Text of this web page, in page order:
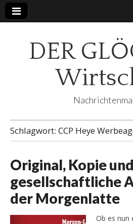
DER
Schlagwort: CCP Heye
Original, Kopie und
gesellschaftliche
der Morgenlatte
Ob es nun